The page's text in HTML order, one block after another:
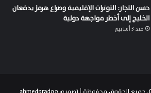
حسن النجار: التوترات الإقليمية وصراع هرمز يدفعان
الخليج إلى أخطر مواجهة دولية
منذ 3 أسابيع